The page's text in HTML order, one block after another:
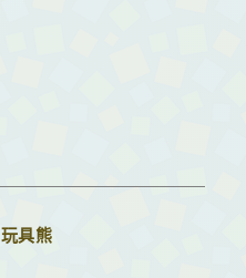
玩具熊